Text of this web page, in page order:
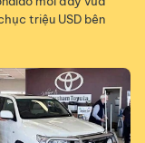
triệu USD bên